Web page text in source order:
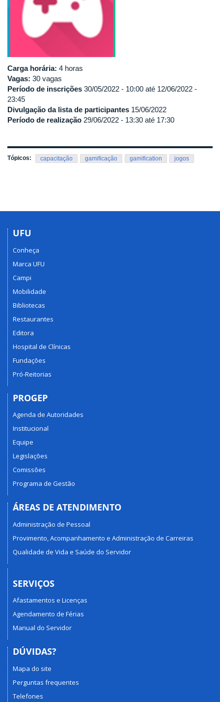
Carga horária: 4 horas
Vagas: 30 vagas
Período de inscrições 30/05/2022 - 10:00 até 12/06/2022 -
23:45
Divulgação da lista de participantes 15/06/2022
Período de realização 29/06/2022 - 13:30 até 17:30
Tópicos: capacitação gamificação gamification jogos
UFU
Conheça
Marca UFU
Campi
Mobilidade
Bibliotecas
Restaurantes
Editora
Hospital de Clínicas
Fundações
Pró-Reitorias
PROGEP
Agenda de Autoridades
Institucional
Equipe
Legislações
Comissões
Programa de Gestão
ÁREAS DE ATENDIMENTO
Administração de Pessoal
Provimento, Acompanhamento e Administração de Carreiras
Qualidade de Vida e Saúde do Servidor
SERVIÇOS
Afastamentos e Licenças
Agendamento de Férias
Manual do Servidor
DÚVIDAS?
Mapa do site
Perguntas frequentes
Telefones